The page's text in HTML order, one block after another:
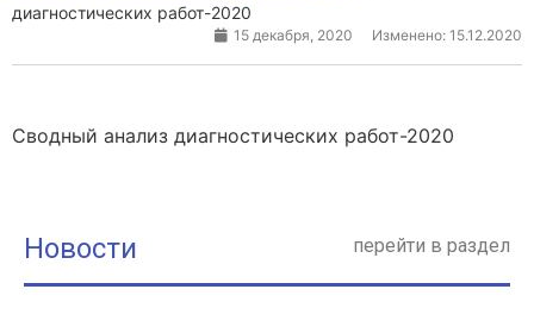
диагностических работ-2020
15 декабря, 2020 Изменено: 15.12.2020
Сводный анализ диагностических работ-2020
Новости перейти в раздел